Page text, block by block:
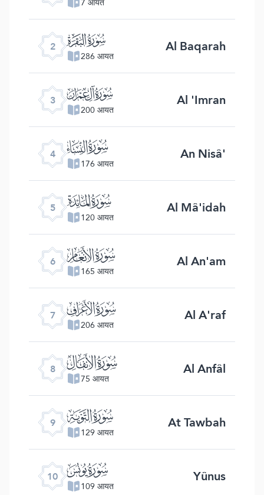
2 ﮎ
286 आयत Al Baqarah
3 ﮏ
200 आयत Al 'Imran
4 ﮐ
176 आयत An Nisâ'
5 ﮑ
120 आयत Al Mâ'idah
6 ﮒ
165 आयत Al An'am
7 ﮓ
206 आयत Al A'raf
8 ﮔ
75 आयत Al Anfâl
9 ﮕ
129 आयत At Tawbah
10 ﮖ
109 आयत Yûnus